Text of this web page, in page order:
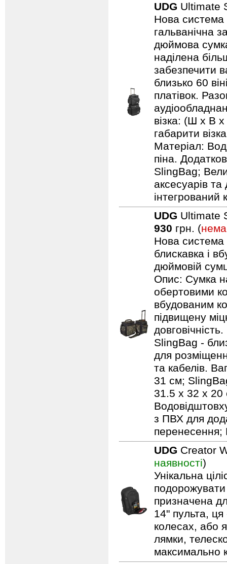
UDG Ultimate
Нова система
гальванічна
дюймова
наділена
забезпечити
близько 60
платівок.
візка: (Ш х В
габарити
Матеріал:
піна.
SlingBag;
аксесуарів та
інтегрований
UDG Ultimate
930 грн. (
Нова система
блискавка і
дюймовій
Опис: Сумка
обертовими
вбудованим
підвищену
SlingBag -
для
та кабелів.
31 см;
31.5 x 32 x 20
з ПВХ для
перенесення;
UDG Creator
наявності)
Унікальна
подорожувати
призначена
14" пульта,
колесах, або
лямки,
максимально